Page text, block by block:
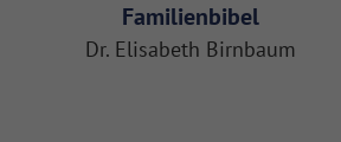
Familienbibel
Dr. Elisabeth Birnbaum